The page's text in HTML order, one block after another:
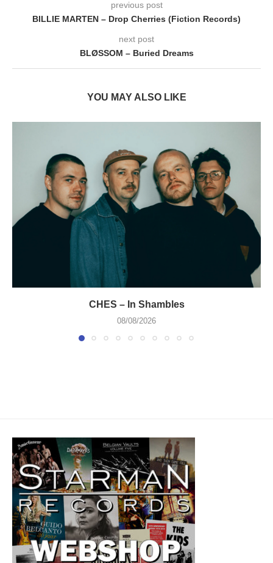
previous post
BILLIE MARTEN – Drop Cherries (Fiction Records)
next post
BLØSSOM – Buried Dreams
YOU MAY ALSO LIKE
CHES – In Shambles
08/08/2026